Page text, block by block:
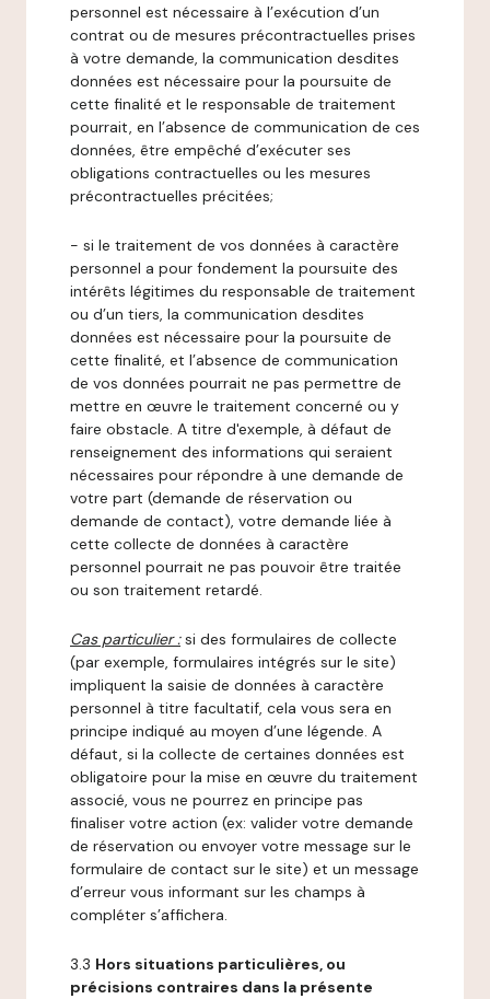
personnel est nécessaire à l’exécution d’un
contrat ou de mesures précontractuelles prises
à votre demande, la communication desdites
données est nécessaire pour la poursuite de
cette finalité et le responsable de traitement
pourrait, en l’absence de communication de ces
données, être empêché d’exécuter ses
obligations contractuelles ou les mesures
précontractuelles précitées;
- si le traitement de vos données à caractère
personnel a pour fondement la poursuite des
intérêts légitimes du responsable de traitement
ou d’un tiers, la communication desdites
données est nécessaire pour la poursuite de
cette finalité, et l’absence de communication
de vos données pourrait ne pas permettre de
mettre en œuvre le traitement concerné ou y
faire obstacle. A titre d'exemple, à défaut de
renseignement des informations qui seraient
nécessaires pour répondre à une demande de
votre part (demande de réservation ou
demande de contact), votre demande liée à
cette collecte de données à caractère
personnel pourrait ne pas pouvoir être traitée
ou son traitement retardé.
Cas particulier : si des formulaires de collecte
(par exemple, formulaires intégrés sur le site)
impliquent la saisie de données à caractère
personnel à titre facultatif, cela vous sera en
principe indiqué au moyen d’une légende. A
défaut, si la collecte de certaines données est
obligatoire pour la mise en œuvre du traitement
associé, vous ne pourrez en principe pas
finaliser votre action (ex: valider votre demande
de réservation ou envoyer votre message sur le
formulaire de contact sur le site) et un message
d’erreur vous informant sur les champs à
compléter s’affichera.
3.3 Hors situations particulières, ou
précisions contraires dans la présente